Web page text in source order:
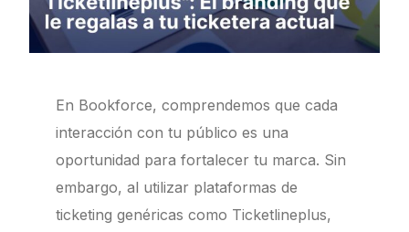
En Bookforce, comprendemos que cada
interacción con tu público es una
oportunidad para fortalecer tu marca. Sin
embargo, al utilizar plataformas de
ticketing genéricas como Ticketlineplus,